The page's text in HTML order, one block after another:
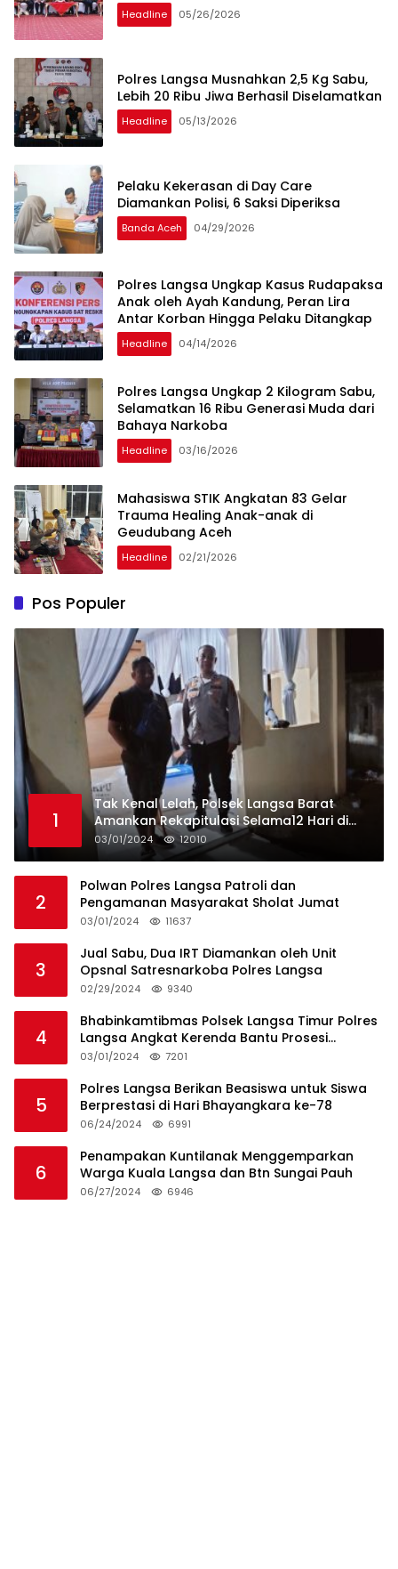
Headline 05/26/2026
Polres Langsa Musnahkan 2,5 Kg Sabu,
Lebih 20 Ribu Jiwa Berhasil Diselamatkan
Headline 05/13/2026
Pelaku Kekerasan di Day Care
Diamankan Polisi, 6 Saksi Diperiksa
Banda Aceh 04/29/2026
Polres Langsa Ungkap Kasus Rudapaksa
Anak oleh Ayah Kandung, Peran Lira
Antar Korban Hingga Pelaku Ditangkap
Headline 04/14/2026
Polres Langsa Ungkap 2 Kilogram Sabu,
Selamatkan 16 Ribu Generasi Muda dari
Bahaya Narkoba
Headline 03/16/2026
Mahasiswa STIK Angkatan 83 Gelar
Trauma Healing Anak-anak di
Geudubang Aceh
Headline 02/21/2026
Pos Populer
1
Tak Kenal Lelah, Polsek Langsa Barat
Amankan Rekapitulasi Selama12 Hari di
Kecamatan Baro
03/01/2024 12010
2
Polwan Polres Langsa Patroli dan
Pengamanan Masyarakat Sholat Jumat
03/01/2024 11637
3
Jual Sabu, Dua IRT Diamankan oleh Unit
Opsnal Satresnarkoba Polres Langsa
02/29/2024 9340
4
Bhabinkamtibmas Polsek Langsa Timur Polres
Langsa Angkat Kerenda Bantu Prosesi
Pemakaman Warga
03/01/2024 7201
5
Polres Langsa Berikan Beasiswa untuk Siswa
Berprestasi di Hari Bhayangkara ke-78
06/24/2024 6991
6
Penampakan Kuntilanak Menggemparkan
Warga Kuala Langsa dan Btn Sungai Pauh
06/27/2024 6946